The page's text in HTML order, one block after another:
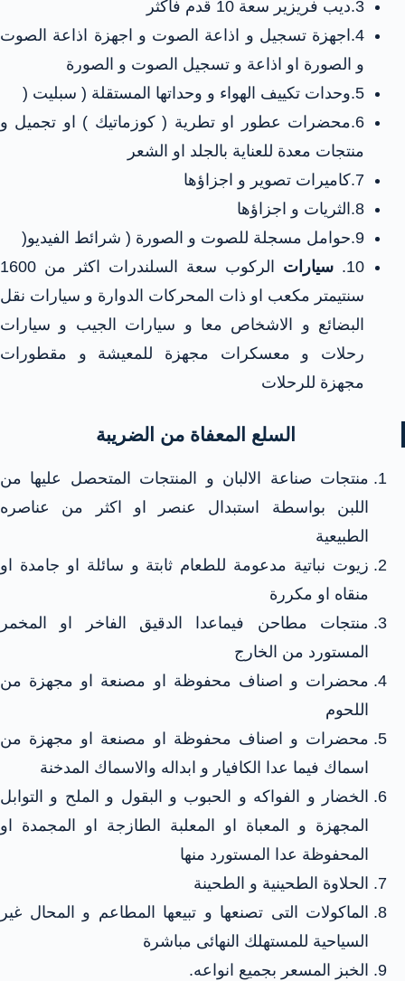
3.ديب فريزير سعة 10 قدم فاكثر
4.اجهزة تسجيل و اذاعة الصوت و اجهزة اذاعة الصوت
و الصورة او اذاعة و تسجيل الصوت و الصورة
5.وحدات تكييف الهواء و وحداتها المستقلة ( سبليت (
6.محضرات عطور او تطرية ( كوزماتيك ) او تجميل و
منتجات معدة للعناية بالجلد او الشعر
7.كاميرات تصوير و اجزاؤها
8.الثريات و اجزاؤها
9.حوامل مسجلة للصوت و الصورة ( شرائط الفيديو(
10.
سيارات
الركوب سعة السلندرات اكثر من 1600
سنتيمتر مكعب او ذات المحركات الدوارة و سيارات نقل
البضائع و الاشخاص معا و سيارات الجيب و سيارات
رحلات و معسكرات مجهزة للمعيشة و مقطورات
مجهزة للرحلات
السلع المعفاة من الضريبة
منتجات صناعة الالبان و المنتجات المتحصل عليها من
اللبن بواسطة استبدال عنصر او اكثر من عناصره
الطبيعية
زيوت نباتية مدعومة للطعام ثابتة و سائلة او جامدة او
منقاه او مكررة
منتجات مطاحن فيماعدا الدقيق الفاخر او المخمر
المستورد من الخارج
محضرات و اصناف محفوظة او مصنعة او مجهزة من
اللحوم
محضرات و اصناف محفوظة او مصنعة او مجهزة من
اسماك فيما عدا الكافيار و ابداله والاسماك المدخنة
الخضار و الفواكه و الحبوب و البقول و الملح و التوابل
المجهزة و المعباة او المعلبة الطازجة او المجمدة او
المحفوظة عدا المستورد منها
الحلاوة الطحينية و الطحينة
الماكولات التى تصنعها و تبيعها المطاعم و المحال غير
السياحية للمستهلك النهائى مباشرة
الخبز المسعر بجميع انواعه.